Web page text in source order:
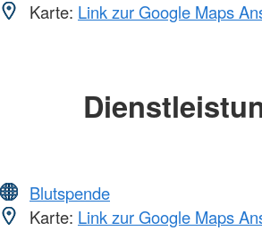
Karte: Link zur Google Maps
Blutspende
Karte: Link zur Google Maps